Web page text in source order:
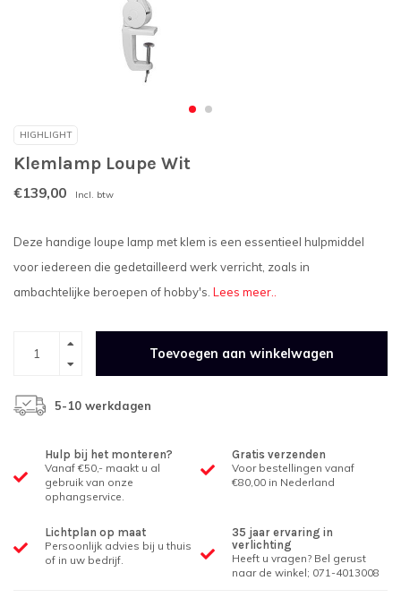
HIGHLIGHT
Klemlamp Loupe Wit
€139,00 Incl. btw
Deze handige loupe lamp met klem is een essentieel hulpmiddel
voor iedereen die gedetailleerd werk verricht, zoals in
ambachtelijke beroepen of hobby's. Lees meer..
Toevoegen aan winkelwagen
5-10 werkdagen
Hulp bij het monteren?
Vanaf €50,- maakt u al
gebruik van onze
ophangservice.
Gratis verzenden
Voor bestellingen vanaf
€80,00 in Nederland
Lichtplan op maat
Persoonlijk advies bij u thuis
of in uw bedrijf.
35 jaar ervaring in
verlichting
Heeft u vragen? Bel gerust
naar de winkel; 071-4013008